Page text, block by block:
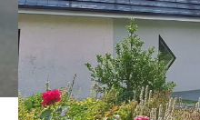
Budget
Budget
Surface
SURFACE